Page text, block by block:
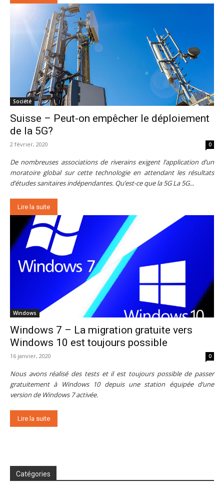
Société
Suisse – Peut-on empêcher le déploiement
de la 5G?
2 février, 2020 0
De nombreuses associations de riverains exigent l’application d’un
moratoire global sur cette technologie en attendant les résultats
d’études sanitaires indépendantes. Qu’est-ce que la 5G La 5G...
Lire la suite
Windows
Windows 7 – La migration gratuite vers
Windows 10 est toujours possible
16 janvier, 2020 0
Nous avons réalisé des tests et il est toujours possible de passer
gratuitement à Windows 10 depuis une station équipée d’une
version de Windows 7 activée.
Lire la suite
Catégories